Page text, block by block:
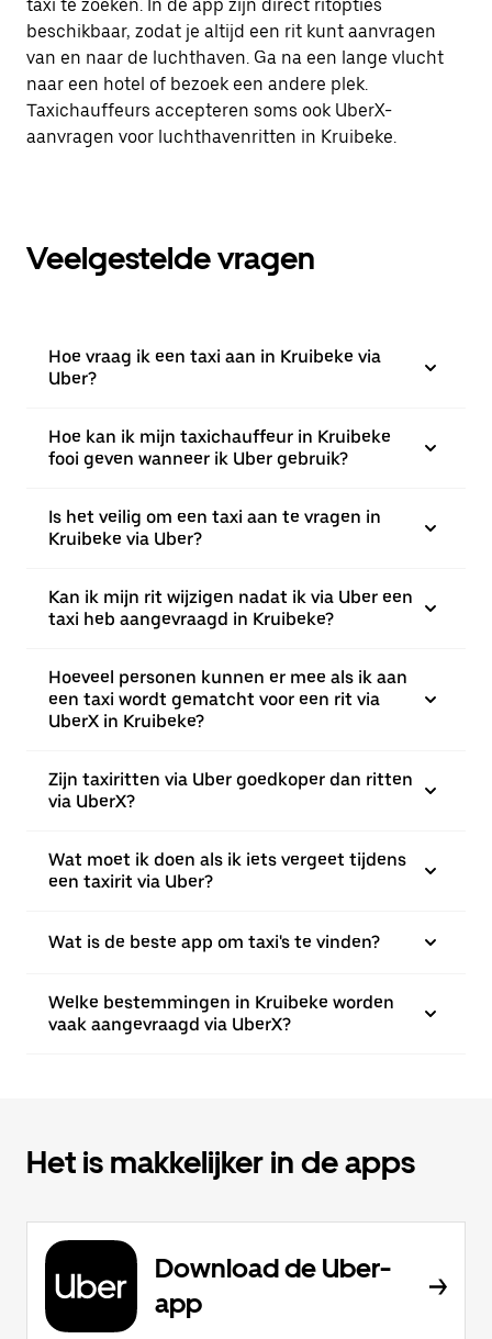
taxi te zoeken. In de app zijn direct ritopties
beschikbaar, zodat je altijd een rit kunt aanvragen
van en naar de luchthaven. Ga na een lange vlucht
naar een hotel of bezoek een andere plek.
Taxichauffeurs accepteren soms ook UberX-
aanvragen voor luchthavenritten in Kruibeke.
Veelgestelde vragen
Hoe vraag ik een taxi aan in Kruibeke via
Uber?
Hoe kan ik mijn taxichauffeur in Kruibeke
fooi geven wanneer ik Uber gebruik?
Is het veilig om een taxi aan te vragen in
Kruibeke via Uber?
Kan ik mijn rit wijzigen nadat ik via Uber een
taxi heb aangevraagd in Kruibeke?
Hoeveel personen kunnen er mee als ik aan
een taxi wordt gematcht voor een rit via
UberX in Kruibeke?
Zijn taxiritten via Uber goedkoper dan ritten
via UberX?
Wat moet ik doen als ik iets vergeet tijdens
een taxirit via Uber?
Wat is de beste app om taxi's te vinden?
Welke bestemmingen in Kruibeke worden
vaak aangevraagd via UberX?
Het is makkelijker in de apps
Download de Uber-
app